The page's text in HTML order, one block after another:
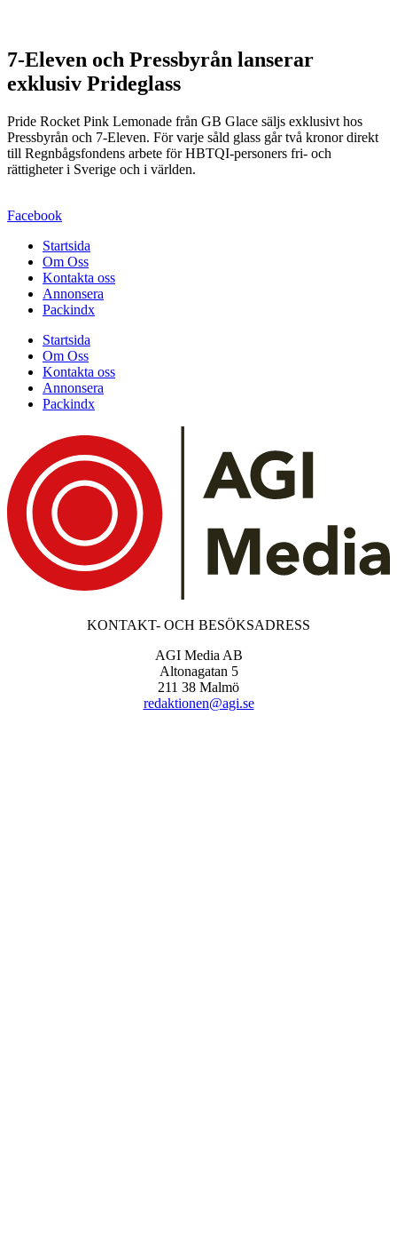
7-Eleven och Pressbyrån lanserar
exklusiv Prideglass
Pride Rocket Pink Lemonade från GB Glace säljs exklusivt hos
Pressbyrån och 7-Eleven. För varje såld glass går två kronor direkt
till Regnbågsfondens arbete för HBTQI-personers fri- och
rättigheter i Sverige och i världen.
Facebook
Startsida
Om Oss
Kontakta oss
Annonsera
Packindx
Startsida
Om Oss
Kontakta oss
Annonsera
Packindx
KONTAKT- OCH BESÖKSADRESS
AGI Media AB
Altonagatan 5
211 38 Malmö
redaktionen@agi.se